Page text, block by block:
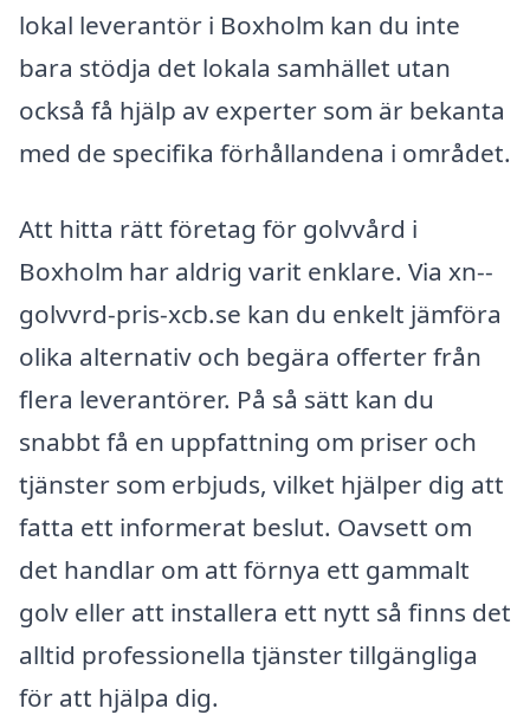
lokal leverantör i Boxholm kan du inte
bara stödja det lokala samhället utan
också få hjälp av experter som är bekanta
med de specifika förhållandena i området.
Att hitta rätt företag för golvvård i
Boxholm har aldrig varit enklare. Via xn--
golvvrd-pris-xcb.se kan du enkelt jämföra
olika alternativ och begära offerter från
flera leverantörer. På så sätt kan du
snabbt få en uppfattning om priser och
tjänster som erbjuds, vilket hjälper dig att
fatta ett informerat beslut. Oavsett om
det handlar om att förnya ett gammalt
golv eller att installera ett nytt så finns det
alltid professionella tjänster tillgängliga
för att hjälpa dig.